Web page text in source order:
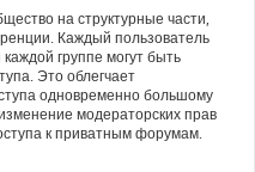
на структурные части,
Каждый пользователь
группе могут быть
Это облегчает
одновременно большому
модераторских прав
к приватным форумам.